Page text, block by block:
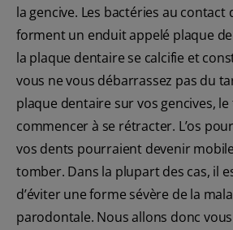
la gencive. Les bactéries au contact
forment un enduit appelé plaque
la plaque dentaire se calcifie et
vous ne vous débarrassez pas du
plaque dentaire sur vos gencives,
commencer à se rétracter. L’os
vos dents pourraient devenir
tomber. Dans la plupart des cas, il
d’éviter une forme sévère de la
parodontale. Nous allons donc